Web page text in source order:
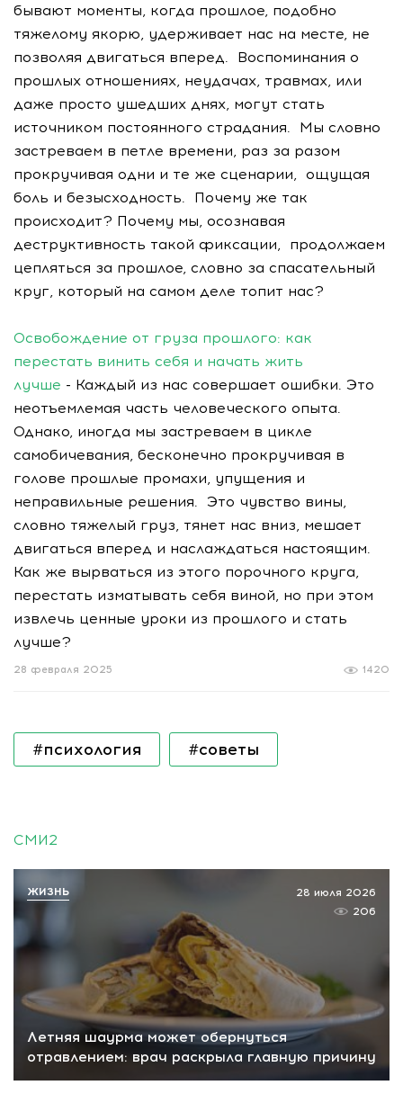
бывают моменты, когда прошлое, подобно
тяжелому якорю, удерживает нас на месте, не
позволяя двигаться вперед. Воспоминания о
прошлых отношениях, неудачах, травмах, или
даже просто ушедших днях, могут стать
источником постоянного страдания. Мы словно
застреваем в петле времени, раз за разом
прокручивая одни и те же сценарии, ощущая
боль и безысходность. Почему же так
происходит? Почему мы, осознавая
деструктивность такой фиксации, продолжаем
цепляться за прошлое, словно за спасательный
круг, который на самом деле топит нас?
Освобождение от груза прошлого: как
перестать винить себя и начать жить
лучше - Каждый из нас совершает ошибки. Это
неотъемлемая часть человеческого опыта.
Однако, иногда мы застреваем в цикле
самобичевания, бесконечно прокручивая в
голове прошлые промахи, упущения и
неправильные решения. Это чувство вины,
словно тяжелый груз, тянет нас вниз, мешает
двигаться вперед и наслаждаться настоящим.
Как же вырваться из этого порочного круга,
перестать изматывать себя виной, но при этом
извлечь ценные уроки из прошлого и стать
лучше?
1420
28 февраля 2025
#психология #советы
СМИ2
Летняя шаурма может обернуться
отравлением: врач раскрыла главную причину
28 июля 2026
206
ЖИЗНЬ